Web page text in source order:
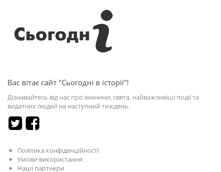
Вас вітає сайт "Сьогодні в історії"!
Дізнавайтесь від нас про іменини, свята, найважливіші події та
видатних людей на наступний тиждень.
Політика конфіденційності
Умови використання
Наші партнери